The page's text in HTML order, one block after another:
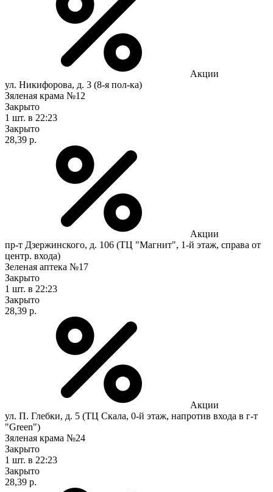
Акции
ул. Никифорова, д. 3 (8-я пол-ка)
Зяленая крама №12
Закрыто
1 шт. в 22:23
Закрыто
28,39 р.
Акции
пр-т Дзержинского, д. 106 (ТЦ "Магнит", 1-й этаж, справа от
центр. входа)
Зеленая аптека №17
Закрыто
1 шт. в 22:23
Закрыто
28,39 р.
Акции
ул. П. Глебки, д. 5 (ТЦ Скала, 0-й этаж, напротив входа в г-т
"Green")
Зяленая крама №24
Закрыто
1 шт. в 22:23
Закрыто
28,39 р.